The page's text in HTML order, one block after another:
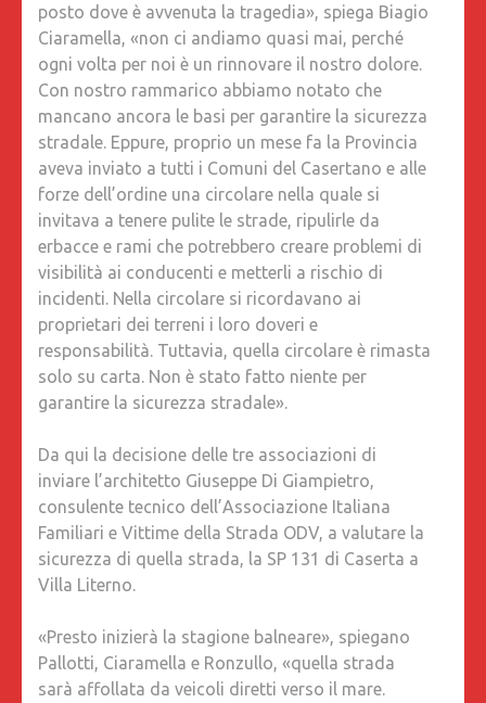
posto dove è avvenuta la tragedia», spiega Biagio
Ciaramella, «non ci andiamo quasi mai, perché
ogni volta per noi è un rinnovare il nostro dolore.
Con nostro rammarico abbiamo notato che
mancano ancora le basi per garantire la sicurezza
stradale. Eppure, proprio un mese fa la Provincia
aveva inviato a tutti i Comuni del Casertano e alle
forze dell’ordine una circolare nella quale si
invitava a tenere pulite le strade, ripulirle da
erbacce e rami che potrebbero creare problemi di
visibilità ai conducenti e metterli a rischio di
incidenti. Nella circolare si ricordavano ai
proprietari dei terreni i loro doveri e
responsabilità. Tuttavia, quella circolare è rimasta
solo su carta. Non è stato fatto niente per
garantire la sicurezza stradale».
Da qui la decisione delle tre associazioni di
inviare l’architetto Giuseppe Di Giampietro,
consulente tecnico dell’Associazione Italiana
Familiari e Vittime della Strada ODV, a valutare la
sicurezza di quella strada, la SP 131 di Caserta a
Villa Literno.
«Presto inizierà la stagione balneare», spiegano
Pallotti, Ciaramella e Ronzullo, «quella strada
sarà affollata da veicoli diretti verso il mare.